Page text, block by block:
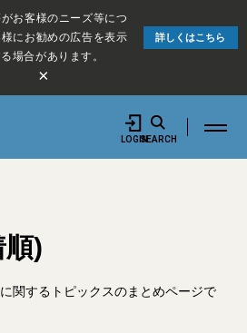
お客様のニーズ等につ
にお勧めの広告を表示
場合があります。
詳しくはこちら
×
LOGINSEARCH
順)
関するトピックスのまとめページで